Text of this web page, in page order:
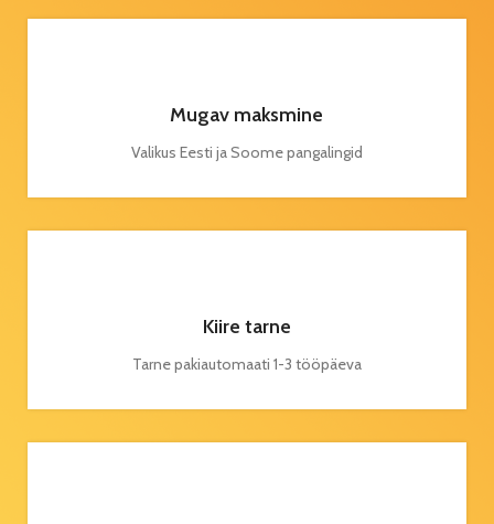
Mugav maksmine
Valikus Eesti ja Soome pangalingid
Kiire tarne
Tarne pakiautomaati 1-3 tööpäeva